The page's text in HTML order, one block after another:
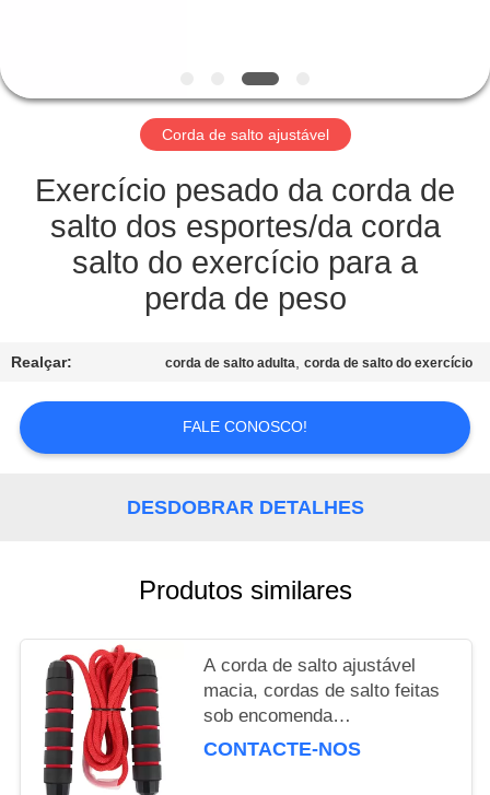
FALE
CONOSCO
PEDIR
ORÇAMENTO
DO
SITE
PRIVACY
Corda de salto ajustável
Exercício pesado da corda de
salto dos esportes/da corda
salto do exercício para a
perda de peso
Realçar: corda de salto adulta,corda de salto do exercício
FALE CONOSCO!
DESDOBRAR DETALHES
Produtos similares
A corda de salto ajustável
macia, cordas de salto feitas
sob encomenda
suou/desodorizante com
CONTACTE-NOS